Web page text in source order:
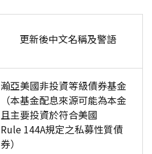
更新後中文名稱及警語
瀚亞美國非投資等級債券基金
（本基金配息來源可能為本金
且主要投資於符合美國
Rule 144A規定之私募性質債
券）